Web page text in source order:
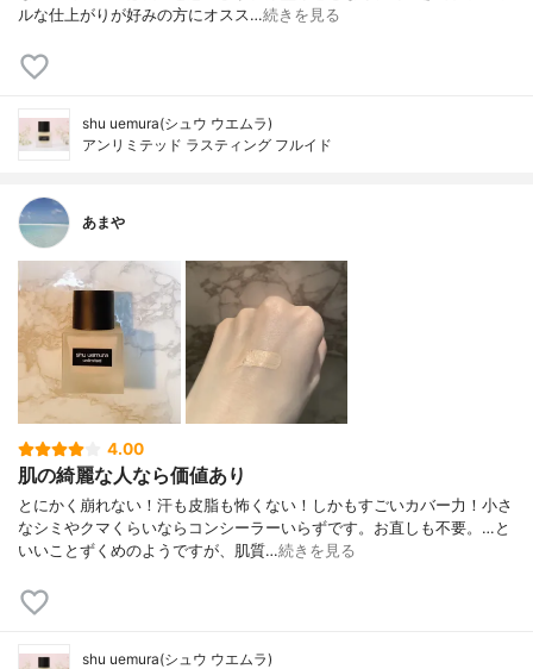
ルな仕上がりが好みの方にオスス…続きを見る
shu uemura(シュウ ウエムラ)
アンリミテッド ラスティング フルイド
あまや
4.00
肌の綺麗な人なら価値あり
とにかく崩れない！汗も皮脂も怖くない！しかもすごいカバー力！小さ
なシミやクマくらいならコンシーラーいらずです。お直しも不要。…と
いいことずくめのようですが、肌質…続きを見る
shu uemura(シュウ ウエムラ)